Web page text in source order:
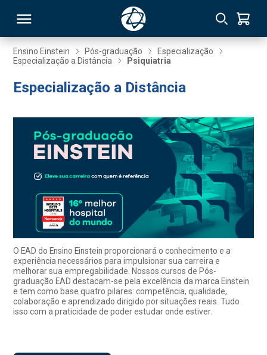
Ensino Einstein Pós-graduação
Especialização
Especialização a Distância
Psiquiatria
Especialização a Distância
O EAD do Ensino Einstein proporcionará o conhecimento e a
experiência necessários para impulsionar sua carreira e
melhorar sua empregabilidade. Nossos cursos de Pós-
graduação EAD destacam-se pela excelência da marca Einstein
e tem como base quatro pilares: competência, qualidade,
colaboração e aprendizado dirigido por situações reais. Tudo
isso com a praticidade de poder estudar onde estiver.